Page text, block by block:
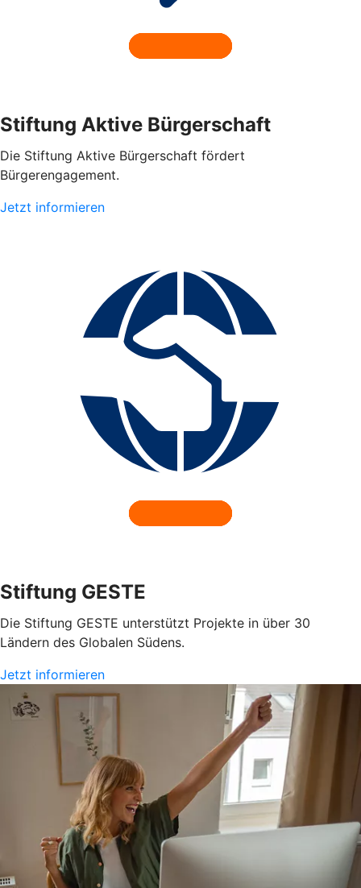
Stiftung Aktive Bürgerschaft
Die Stiftung Aktive Bürgerschaft fördert
Bürgerengagement.
Jetzt informieren
Stiftung GESTE
Die Stiftung GESTE unterstützt Projekte in über 30
Ländern des Globalen Südens.
Jetzt informieren